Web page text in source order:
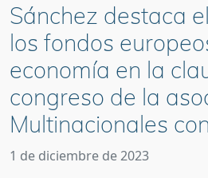
Sánchez destaca
los fondos
economía en la
congreso de la
Multinacionales
1 de diciembre de 2023